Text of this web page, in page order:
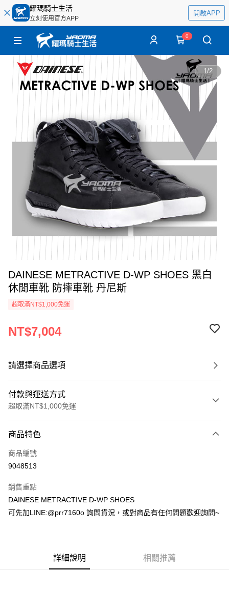
耀瑪騎士生活
立刻使用官方APP
開啟APP
0
1/2
DAINESE METRACTIVE D-WP SHOES 黑白
休閒車靴 防摔車靴 丹尼斯
超取滿NT$1,000免運
NT$7,004
請選擇商品選項
付款與運送方式
超取滿NT$1,000免運
信用卡一次付款
超商取貨付款
ATM付款
每筆NT$60，滿NT$1,000(含以上)免運費
7-11取貨付款(安全帽一頂以上請選宅配)
商品特色
商品編號
9048513
銷售重點
DAINESE METRACTIVE D-WP SHOES
可先加LINE:@prr7160o 詢問貨況，或對商品有任何問題歡迎詢問~
詳細說明 相關推薦